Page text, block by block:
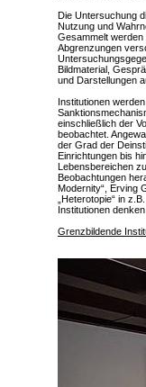
Die Untersuchung
Nutzung und
Gesammelt
Abgrenzungen
Bildmaterial,
und Darstellungen
Institutionen
einschließlich der
beobachtet.
der Grad der
Einrichtungen bis
Lebensbereichen
Beobachtungen
Modernity“, Erving
„Heterotopie“ in
Institutionen
Grenzbildende